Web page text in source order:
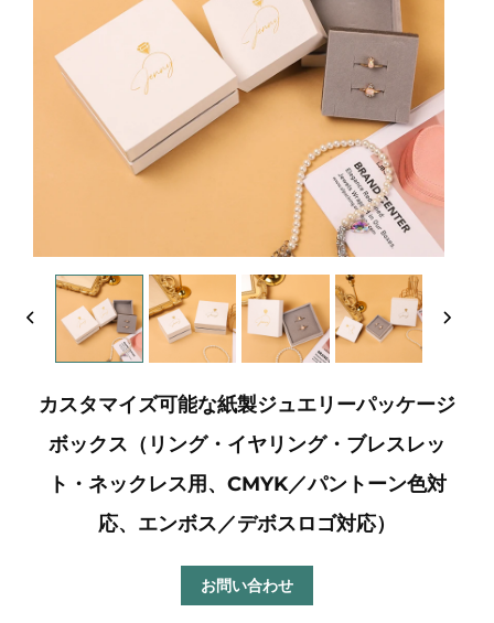
カスタマイズ可能な紙製ジュエリーパッケージ
ボックス（リング・イヤリング・ブレスレッ
ト・ネックレス用、CMYK／パントーン色対
応、エンボス／デボスロゴ対応）
お問い合わせ